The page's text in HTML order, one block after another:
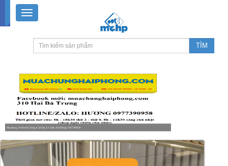
Muachung 310 Hai Bà Trưng (Cát Dài), Lê Chân, Hải Phòng / 0977390958